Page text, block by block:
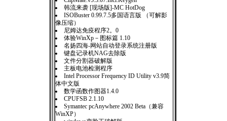
韩流来袭 [现场版]-MC HotDog
ISOBuster 0.99.7.5多国语言版 （可解影
像压缩）
尼姆达免疫程序2。0
体验WinXp－图标篇 1.10
名扬四海-网站自动登录系统注册版
键盘记录机NAG去除版
文件分割器破解版
主板电池检测程序
Intel Processor Frequency ID Utility v3.9简
体中文版
数学函数作图器1.4.0
CPUFSB 2.1.10
Symantec pcAnywhere 2002 Beta（兼容
WinXP）